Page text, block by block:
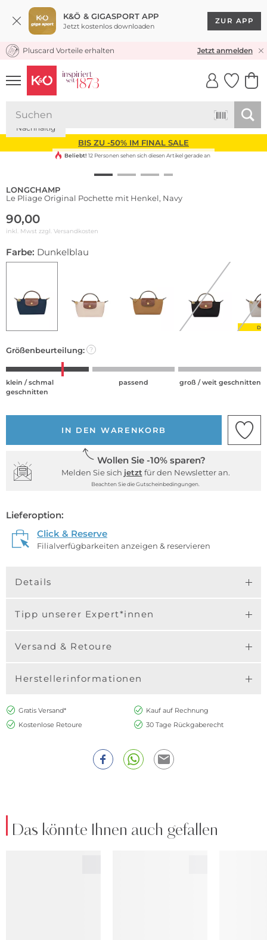
K&Ö & GIGASPORT APP
Jetzt kostenlos downloaden
ZUR APP
KOSTENLOSER VERSAND* & RÜCKVERSAND
Pluscard Vorteile erhalten Jetzt anmelden
UNSERE APP
CLICK &
BIS ZU -50% IM FINAL SALE
Nachhaltig
Beliebt! 12 Personen sehen sich diesen Artikel gerade an
LONGCHAMP
Le Pliage Original Pochette mit Henkel, Navy
90,00
inkl. Mwst zzgl. Versandkosten
Farbe: Dunkelblau
Größenbeurteilung: ?
klein / schmal
geschnitten
passend groß / weit geschnitten
IN DEN WARENKORB
Wollen Sie -10% sparen?
Melden Sie sich jetzt für den Newsletter an.
Beachten Sie die Gutscheinbedingungen.
Lieferoption:
Click & Reserve
Filialverfügbarkeiten anzeigen & reservieren
Details
Tipp unserer Expert*innen
Versand & Retoure
Herstellerinformationen
Gratis Versand*
Kauf auf Rechnung
Kostenlose Retoure
30 Tage Rückgaberecht
Das könnte Ihnen auch gefallen